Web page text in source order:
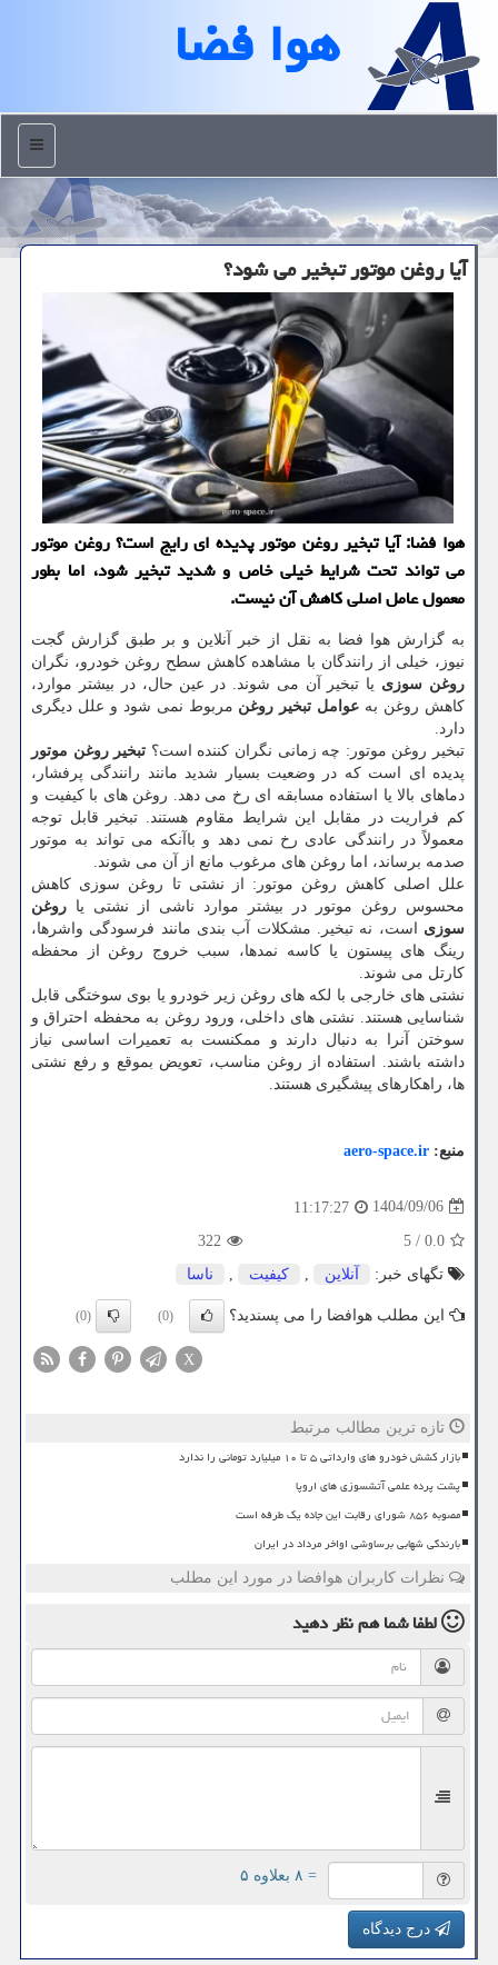
هوا فضا
منو
آیا روغن موتور تبخیر می شود؟
هوا فضا: آیا تبخیر روغن موتور پدیده ای رایج است؟ روغن موتور
می تواند تحت شرایط خیلی خاص و شدید تبخیر شود، اما بطور
معمول عامل اصلی کاهش آن نیست.
به گزارش هوا فضا به نقل از خبر آنلاین و بر طبق گزارش گجت
نیوز، خیلی از رانندگان با مشاهده کاهش سطح روغن خودرو، نگران
روغن سوزی یا تبخیر آن می شوند. در عین حال، در بیشتر موارد،
کاهش روغن به عوامل تبخیر روغن مربوط نمی شود و علل دیگری
دارد.
تبخیر روغن موتور: چه زمانی نگران کننده است؟ تبخیر روغن موتور
پدیده ای است که در وضعیت بسیار شدید مانند رانندگی پرفشار،
دماهای بالا یا استفاده مسابقه ای رخ می دهد. روغن های با کیفیت و
کم فراریت در مقابل این شرایط مقاوم هستند. تبخیر قابل توجه
معمولاً در رانندگی عادی رخ نمی دهد و باآنکه می تواند به موتور
صدمه برساند، اما روغن های مرغوب مانع از آن می شوند.
علل اصلی کاهش روغن موتور: از نشتی تا روغن سوزی کاهش
محسوس روغن موتور در بیشتر موارد ناشی از نشتی یا روغن
سوزی است، نه تبخیر. مشکلات آب بندی مانند فرسودگی واشرها،
رینگ های پیستون یا کاسه نمدها، سبب خروج روغن از محفظه
کارتل می شوند.
نشتی های خارجی با لکه های روغن زیر خودرو یا بوی سوختگی قابل
شناسایی هستند. نشتی های داخلی، ورود روغن به محفظه احتراق و
سوختن آنرا به دنبال دارند و ممکنست به تعمیرات اساسی نیاز
داشته باشند. استفاده از روغن مناسب، تعویض بموقع و رفع نشتی
ها، راهکارهای پیشگیری هستند.
منبع: aero-space.ir
1404/09/06
11:17:27
0.0
/
5
322
تگهای خبر:
آنلاین كیفیت ناسا
این مطلب هوافضا را می پسندید؟ (0)
(0)
X
تازه ترین مطالب مرتبط
بازار کشش خودرو های وارداتی ۵ تا ۱۰ میلیارد تومانی را ندارد
پشت پرده علمی آتشسوزی های اروپا
مصوبه ۸۵۶ شورای رقابت این جاده یک طرفه است
بارندگی شهابی برساوشی اواخر مرداد در ایران
نظرات کاربران هوافضا در مورد این مطلب
لطفا شما همنظر دهید
= ۸ بعلاوه ۵
درج دیدگاه